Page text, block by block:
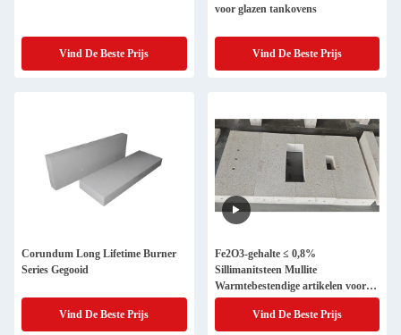
Vind De Beste Prijs
voor glazen tankovens
Vind De Beste Prijs
Corundum Long Lifetime Burner
Series Gegooid
Vind De Beste Prijs
Fe2O3-gehalte ≤ 0,8%
Sillimanitsteen Mullite
Warmtebestendige artikelen voor
toepassingen
Vind De Beste Prijs